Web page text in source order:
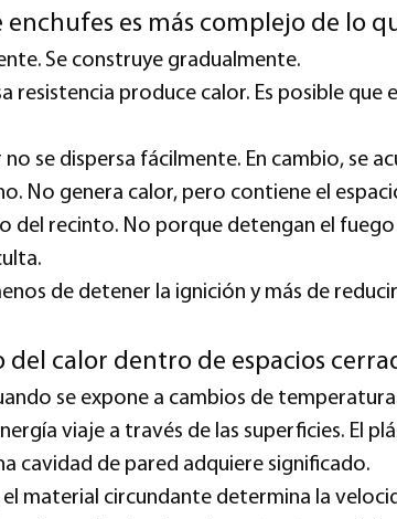
es más complejo de lo
Se construye gradualmente.
resistencia produce calor. Es posible
se dispersa fácilmente. En cambio, se
No genera calor, pero contiene el
del recinto. No porque detengan el
de detener la ignición y más de
calor dentro de espacios
se expone a cambios de
viaje a través de las superficies. El
cavidad de pared adquiere significado.
material circundante determina la